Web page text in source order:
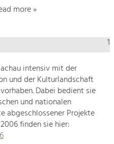
more »
1
intensiv mit der
und der Kulturlandschaft
Dabei bedient sie
und nationalen
abgeschlossener Projekte
finden sie hier: